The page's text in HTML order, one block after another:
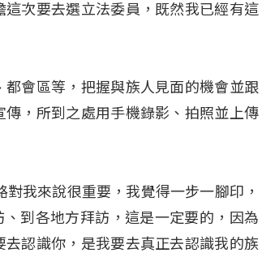
次要去選立法委員，既然我已經有這
會區等，把握與族人見面的機會並跟
，所到之處用手機錄影、拍照並上傳
我來說很重要，我覺得一步一腳印，
到各地方拜訪，這是一定要的，因為
認識你，是我要去真正去認識我的族